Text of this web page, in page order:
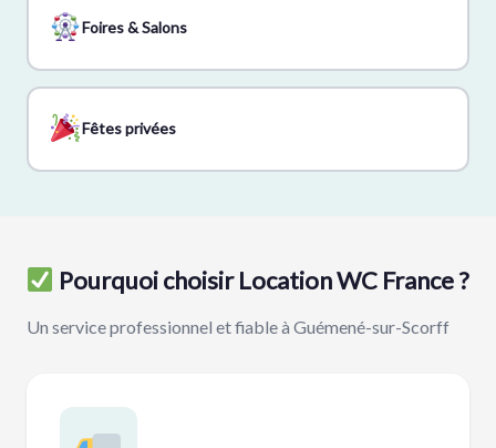
Foires & Salons
Fêtes privées
Pourquoi choisir Location WC France ?
Un service professionnel et fiable à Guémené-sur-Scorff